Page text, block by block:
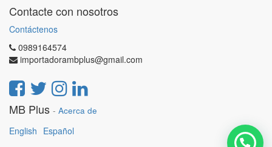
Contacte con nosotros
Contáctenos
0989164574
importadorambplus@gmail.com
MB Plus - Acerca de
English Español